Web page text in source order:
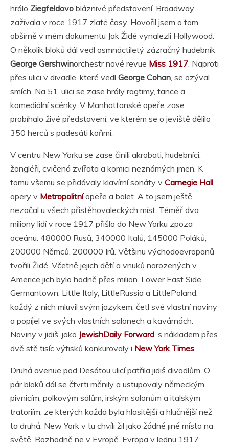
hrálo Ziegfeldovo bláznivé představení. Broadway
zažívala v roce 1917 zlaté časy. Hovořil jsem o tom
obšírně v mém dokumentu Jak Židé vynalezli Hollywood.
O několik bloků dál vedl osmnáctiletý zázračný hudebník
George Gershwinorchestr nové revue Miss 1917 . Naproti
přes ulici v divadle, které vedl George Cohan , se ozýval
smích. Na 51. ulici se zase hrály ragtimy, tance a
komediální scénky. V Manhattanské opeře zase
probíhalo živé představení, ve kterém se o jeviště dělilo
350 herců s padesáti koňmi.
V centru New Yorku se zase činili akrobati, hudebníci,
žongléři, cvičená zvířata a komici neznámých jmen. K
tomu všemu se přidávaly klavírní sonáty v Carnegie Hall
opery v Metropolitníopeře a balet. A to jsem ještě
nezačal u všech přistěhovaleckých míst. Téměř dva
miliony lidí v roce 1917 přišlo do New Yorku zpoza
oceánu: 480000 Rusů, 340000 Italů, 145000 Poláků,
200000 Němců, 200000 Irů. Většinu východoevropanů
tvořili Židé. Včetně jejich dětí a vnuků narozených v
Americe jich bylo hodně přes milion. Lower East Side,
Germantown, Little Italy, LittleRussia a LittlePoland;
každý z nich mluvil svým jazykem, četl své vlastní noviny
a popíjel ve svých vlastních salonech a kavárnách.
Noviny v jidiš, jako JewishDaily Forward , s nákladem přes
dvě stě tisíc výtisků konkurovaly i New York Times
Druhá avenue pod Desátou ulicí patřila jidiš divadlům. O
pár bloků dál se čtvrti měnily a ustupovaly německým
pivnicím, polkovým sálům, irským salonům a italským
tratoriím, ze kterých každá byla hlasitější a hlučnější než
ta druhá. New York v tu chvíli žil jako žádné jiné místo na
světě. Rozhodně ne v Evropě. Evropa v lednu 1917